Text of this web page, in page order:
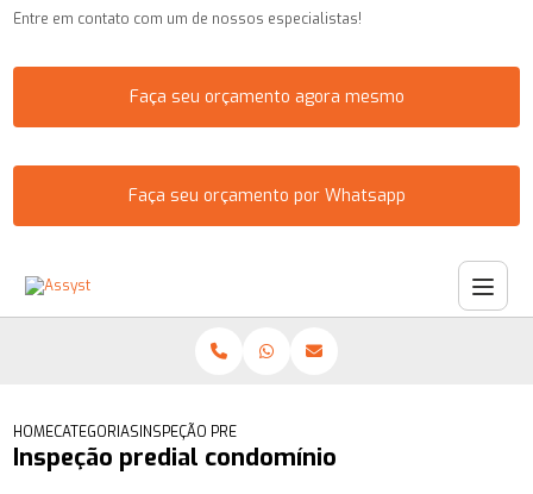
Entre em contato com um de nossos especialistas!
Faça seu orçamento agora mesmo
Faça seu orçamento por Whatsapp
HOMECATEGORIAS INSPEÇÃO PREDIAL CONDOMÍNIO
Inspeção predial condomínio